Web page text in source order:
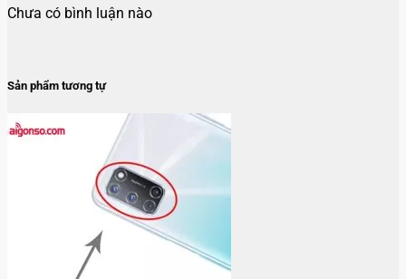
Chưa có bình luận nào
Sản phẩm tương tự